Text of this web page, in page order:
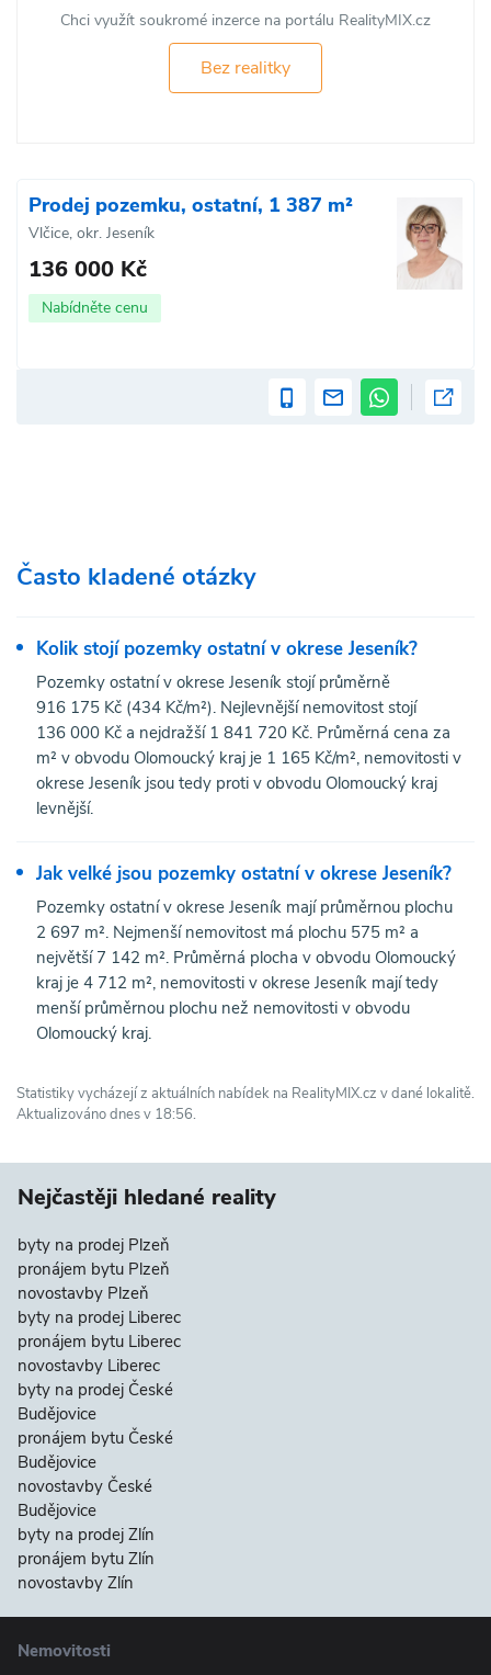
Chci využít soukromé inzerce na portálu RealityMIX.cz
Bez realitky
Prodej pozemku, ostatní, 1 387 m²
Vlčice, okr. Jeseník
136 000 Kč
Nabídněte cenu
Často kladené otázky
Kolik stojí pozemky ostatní v okrese Jeseník?
Pozemky ostatní v okrese Jeseník stojí průměrně
916 175 Kč (434 Kč/m²). Nejlevnější nemovitost stojí
136 000 Kč a nejdražší 1 841 720 Kč. Průměrná cena za
m² v obvodu Olomoucký kraj je 1 165 Kč/m², nemovitosti v
okrese Jeseník jsou tedy proti v obvodu Olomoucký kraj
levnější.
Jak velké jsou pozemky ostatní v okrese Jeseník?
Pozemky ostatní v okrese Jeseník mají průměrnou plochu
2 697 m². Nejmenší nemovitost má plochu 575 m² a
největší 7 142 m². Průměrná plocha v obvodu Olomoucký
kraj je 4 712 m², nemovitosti v okrese Jeseník mají tedy
menší průměrnou plochu než nemovitosti v obvodu
Olomoucký kraj.
Statistiky vycházejí z aktuálních nabídek na RealityMIX.cz v dané lokalitě.
Aktualizováno dnes v 18:56.
Nejčastěji hledané reality
byty na prodej Plzeň
pronájem bytu Plzeň
novostavby Plzeň
byty na prodej Liberec
pronájem bytu Liberec
novostavby Liberec
byty na prodej České
Budějovice
pronájem bytu České
Budějovice
novostavby České
Budějovice
byty na prodej Zlín
pronájem bytu Zlín
novostavby Zlín
Nemovitosti